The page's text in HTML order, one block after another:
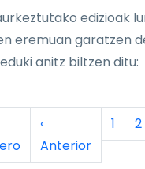
edizioak
eremuan garatzen
anitz biltzen ditu:
páginaPágina anterior
‹
Anterior
Página
1 2